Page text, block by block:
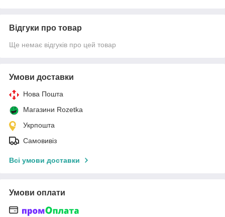
Відгуки про товар
Ще немає відгуків про цей товар
Умови доставки
Нова Пошта
Магазини Rozetka
Укрпошта
Самовивіз
Всі умови доставки
Умови оплати